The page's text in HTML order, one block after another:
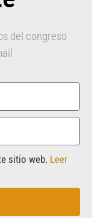
del congreso
sitio web. Leer